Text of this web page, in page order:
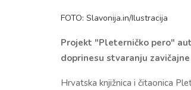
FOTO: Slavonija.in/Ilustracija
Projekt "Pleterničko pero"
doprinesu stvaranju
Hrvatska knjižnica i čitaonica